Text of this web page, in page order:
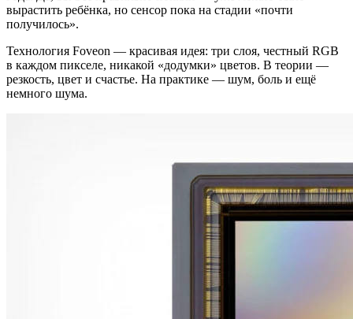
вырастить ребёнка, но сенсор пока на стадии «почти
получилось».
Технология Foveon — красивая идея: три слоя, честный RGB
в каждом пикселе, никакой «додумки» цветов. В теории —
резкость, цвет и счастье. На практике — шум, боль и ещё
немного шума.